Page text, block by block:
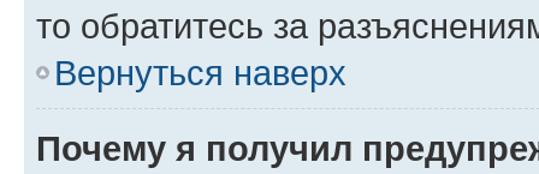
то обратитесь за
Вернуться наверх
Почему я получил